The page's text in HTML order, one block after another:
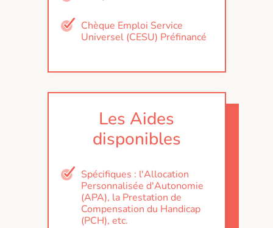
Chèque Emploi Service
Universel (CESU) Préfinancé
Les Aides
disponibles
Spécifiques : l'Allocation
Personnalisée d'Autonomie
(APA), la Prestation de
Compensation du Handicap
(PCH), etc.